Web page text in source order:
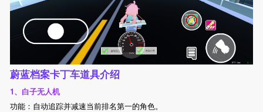
蔚蓝档案卡丁车道具介绍
1、白子无人机
功能：自动追踪并减速当前排名第一的角色。